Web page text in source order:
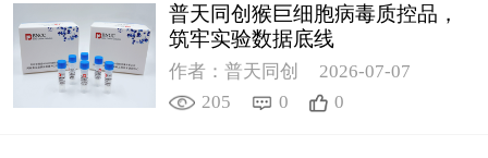
普天同创猴巨细胞病毒质控品，
筑牢实验数据底线
作者：普天同创
2026-07-07
205
0 0